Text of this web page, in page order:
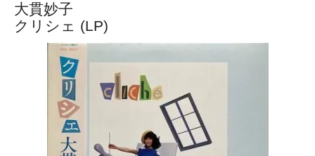
大貫妙子
クリシェ (LP)